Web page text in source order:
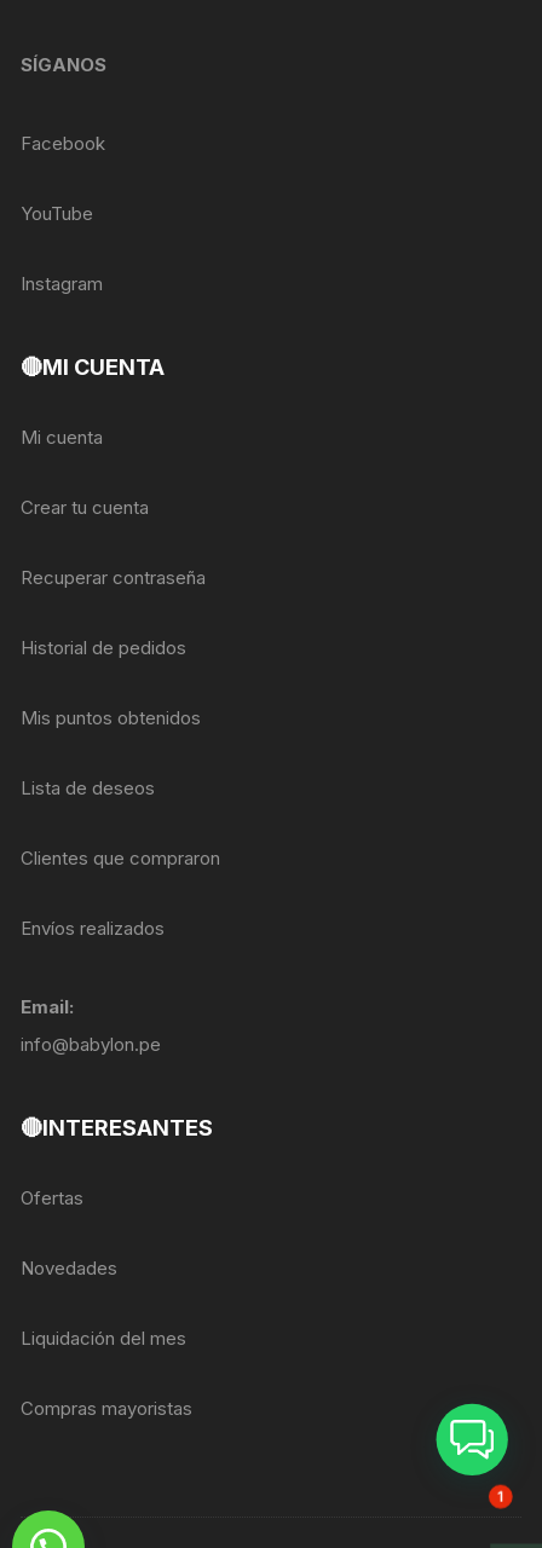
SÍGANOS
Facebook
YouTube
Instagram
🔴MI CUENTA
Mi cuenta
Crear tu cuenta
Recuperar contraseña
Historial de pedidos
Mis puntos obtenidos
Lista de deseos
Clientes que compraron
Envíos realizados
Email:
info@babylon.pe
🔴INTERESANTES
Ofertas
Novedades
Liquidación del mes
Compras mayoristas
1